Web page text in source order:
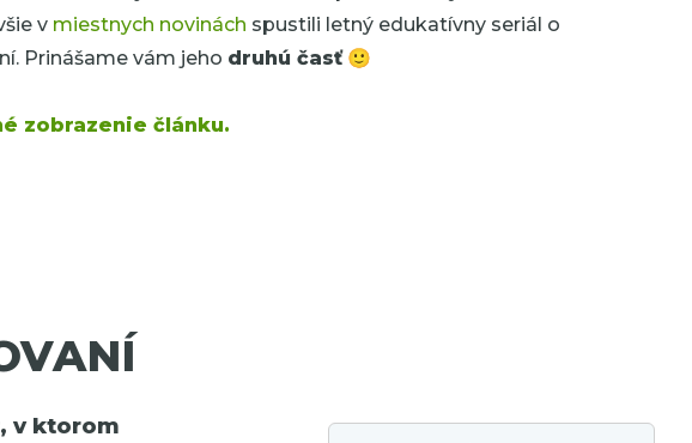
v miestnych novinách spustili letný edukatívny seriál o
Prinášame vám jeho druhú časť🙂
zobrazenie článku.
v ktorom